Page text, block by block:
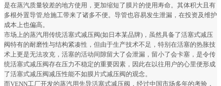
是在蒸汽质量较差的地方使用，更加缩短了膜片的使用寿命。其体积大且有
多根外置导管,给施工带来了诸多不便。导管也容易发生泄漏，在投资及维护
成本上也偏高。
市场上的蒸汽用传统活塞式减压阀(如日本某品牌)，虽然具备了活塞式减压
阀特有的耐磨性与结构紧凑性，但由于生产技术不足，特别在活塞的热胀技
术上更是无法攻克，活塞的活动间隙留大了会泄漏，留小了会卡塞，是令传
统活塞式减压阀存在压力不稳定的重要因素，因此在以往用户的心里便形成
了活塞式减压阀减压性能不如膜片式减压阀的观念。
而VENN工厂开发的蒸汽用先导活塞式减压阀，经过中国市场多年的考验，